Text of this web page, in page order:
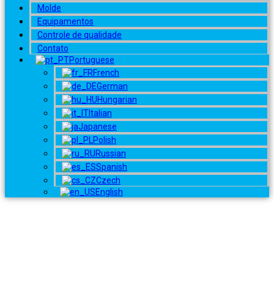
Molde
Equipamentos
Controle de qualidade
Contato
Portuguese
French
German
Hungarian
Italian
Japanese
Polish
Russian
Spanish
Czech
English